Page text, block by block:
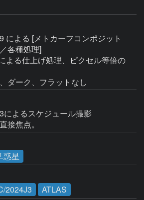
による [メトカーフコンポジット
各種処理]
よる仕上げ処理、ピクセル等倍の
ダーク、フラットなし
によるスケジュール撮影
接焦点。
惑星
2024J3 ATLAS